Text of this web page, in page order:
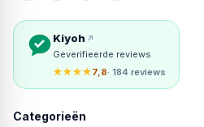
Kiyoh
Geverifieerde reviews
★★★★7,8· 184 reviews
Categorieën